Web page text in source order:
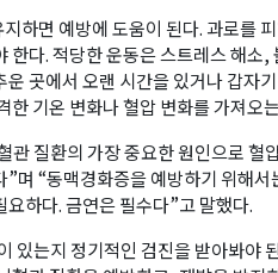
하면 예방에 도움이 된다. 과로를
한다. 적당한 운동은 스트레스 해소
곳에서 오랜 시간을 있거나 갑자
한 기온 변화나 혈압 변화를 가져오
관 질환의 가장 중요한 원인으로 혈
며 “동맥경화증을 예방하기 위해
하다. 금연은 필수다”고 말했다.
있는지 정기적인 검진을 받아봐야